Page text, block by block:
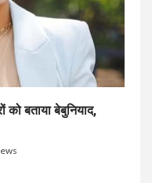
बताया बेबुनियाद,